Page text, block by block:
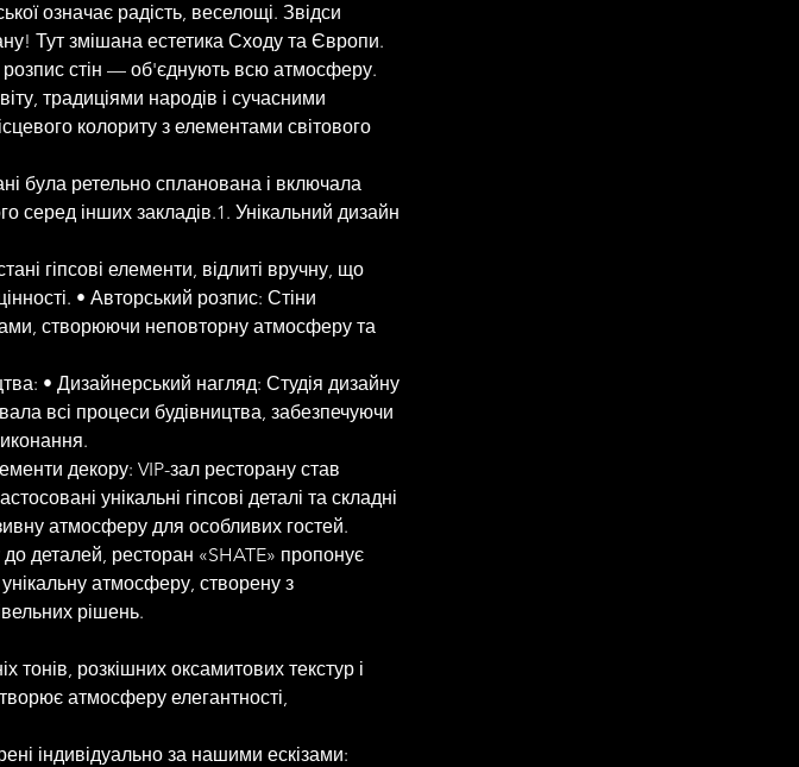
означає радість, веселощі. Звідси
Тут змішана естетика Сходу та Європи.
стін — об'єднують всю атмосферу.
традиціями народів і сучасними
колориту з елементами світового
була ретельно спланована і включала
серед інших закладів.1. Унікальний дизайн
гіпсові елементи, відлиті вручну, що
• Авторський розпис: Стіни
створюючи неповторну атмосферу та
• Дизайнерський нагляд: Студія дизайну
всі процеси будівництва, забезпечуючи
декору: VIP-зал ресторану став
унікальні гіпсові деталі та складні
атмосферу для особливих гостей.
деталей, ресторан «SHATE» пропонує
атмосферу, створену з
рішень.
тонів, розкішних оксамитових текстур і
атмосферу елегантності,
індивідуально за нашими ескізами: